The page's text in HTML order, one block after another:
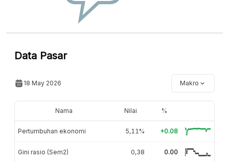
Data Pasar
18 May 2026 Makro
Nama Nilai %
Pertumbuhan ekonomi 5,11% +0.08
Gini rasio (Sem2) 0,38 0.00